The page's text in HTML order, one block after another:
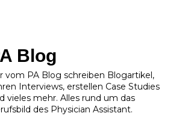
Blog
vom PA Blog schreiben Blogartikel,
Interviews, erstellen Case Studies
vieles mehr. Alles rund um das
des Physician Assistant.